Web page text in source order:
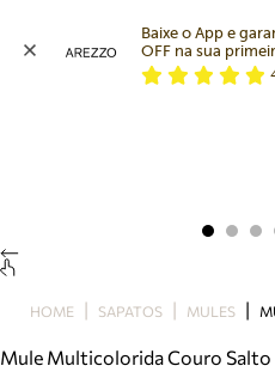
Bolsa
Tamanco
Baixe o App e
OFF na sua
HOME SAPATOS MULES
Mule Multicolorida Couro Salto